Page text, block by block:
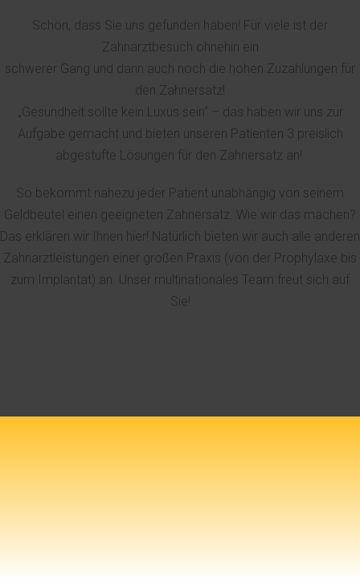
Schön, dass Sie uns gefunden haben! Für viele ist der
Zahnarztbesuch ohnehin ein
schwerer Gang und dann auch noch die hohen Zuzahlungen für
den Zahnersatz!
„Gesundheit sollte kein Luxus sein“ – das haben wir uns zur
Aufgabe gemacht und bieten unseren Patienten 3 preislich
abgestufte Lösungen für den Zahnersatz an!
So bekommt nahezu jeder Patient unabhängig von seinem
Geldbeutel einen geeigneten Zahnersatz. Wie wir das machen?
Das erklären wir Ihnen hier! Natürlich bieten wir auch alle anderen
Zahnarztleistungen einer großen Praxis (von der Prophylaxe bis
zum Implantat) an. Unser multinationales Team freut sich auf
Sie!